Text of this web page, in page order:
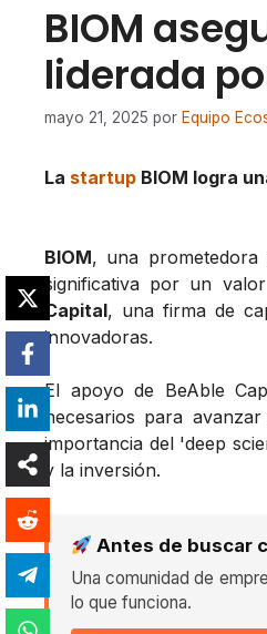
BIOM
liderada
mayo 21, 2025 por Equipo
La startup BIOM logra
BIOM, una
significativa por un
Capital, una firma de
innovadoras.
El apoyo de BeAble
necesarios para
importancia del 'deep
y la inversión.
Antes de buscar
Una comunidad de
lo que funciona.